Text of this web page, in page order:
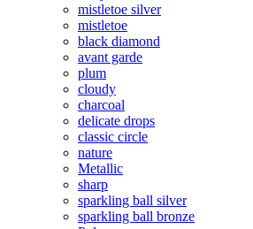
mistletoe silver
mistletoe
black diamond
avant garde
plum
cloudy
charcoal
delicate drops
classic circle
nature
Metallic
sharp
sparkling ball silver
sparkling ball bronze